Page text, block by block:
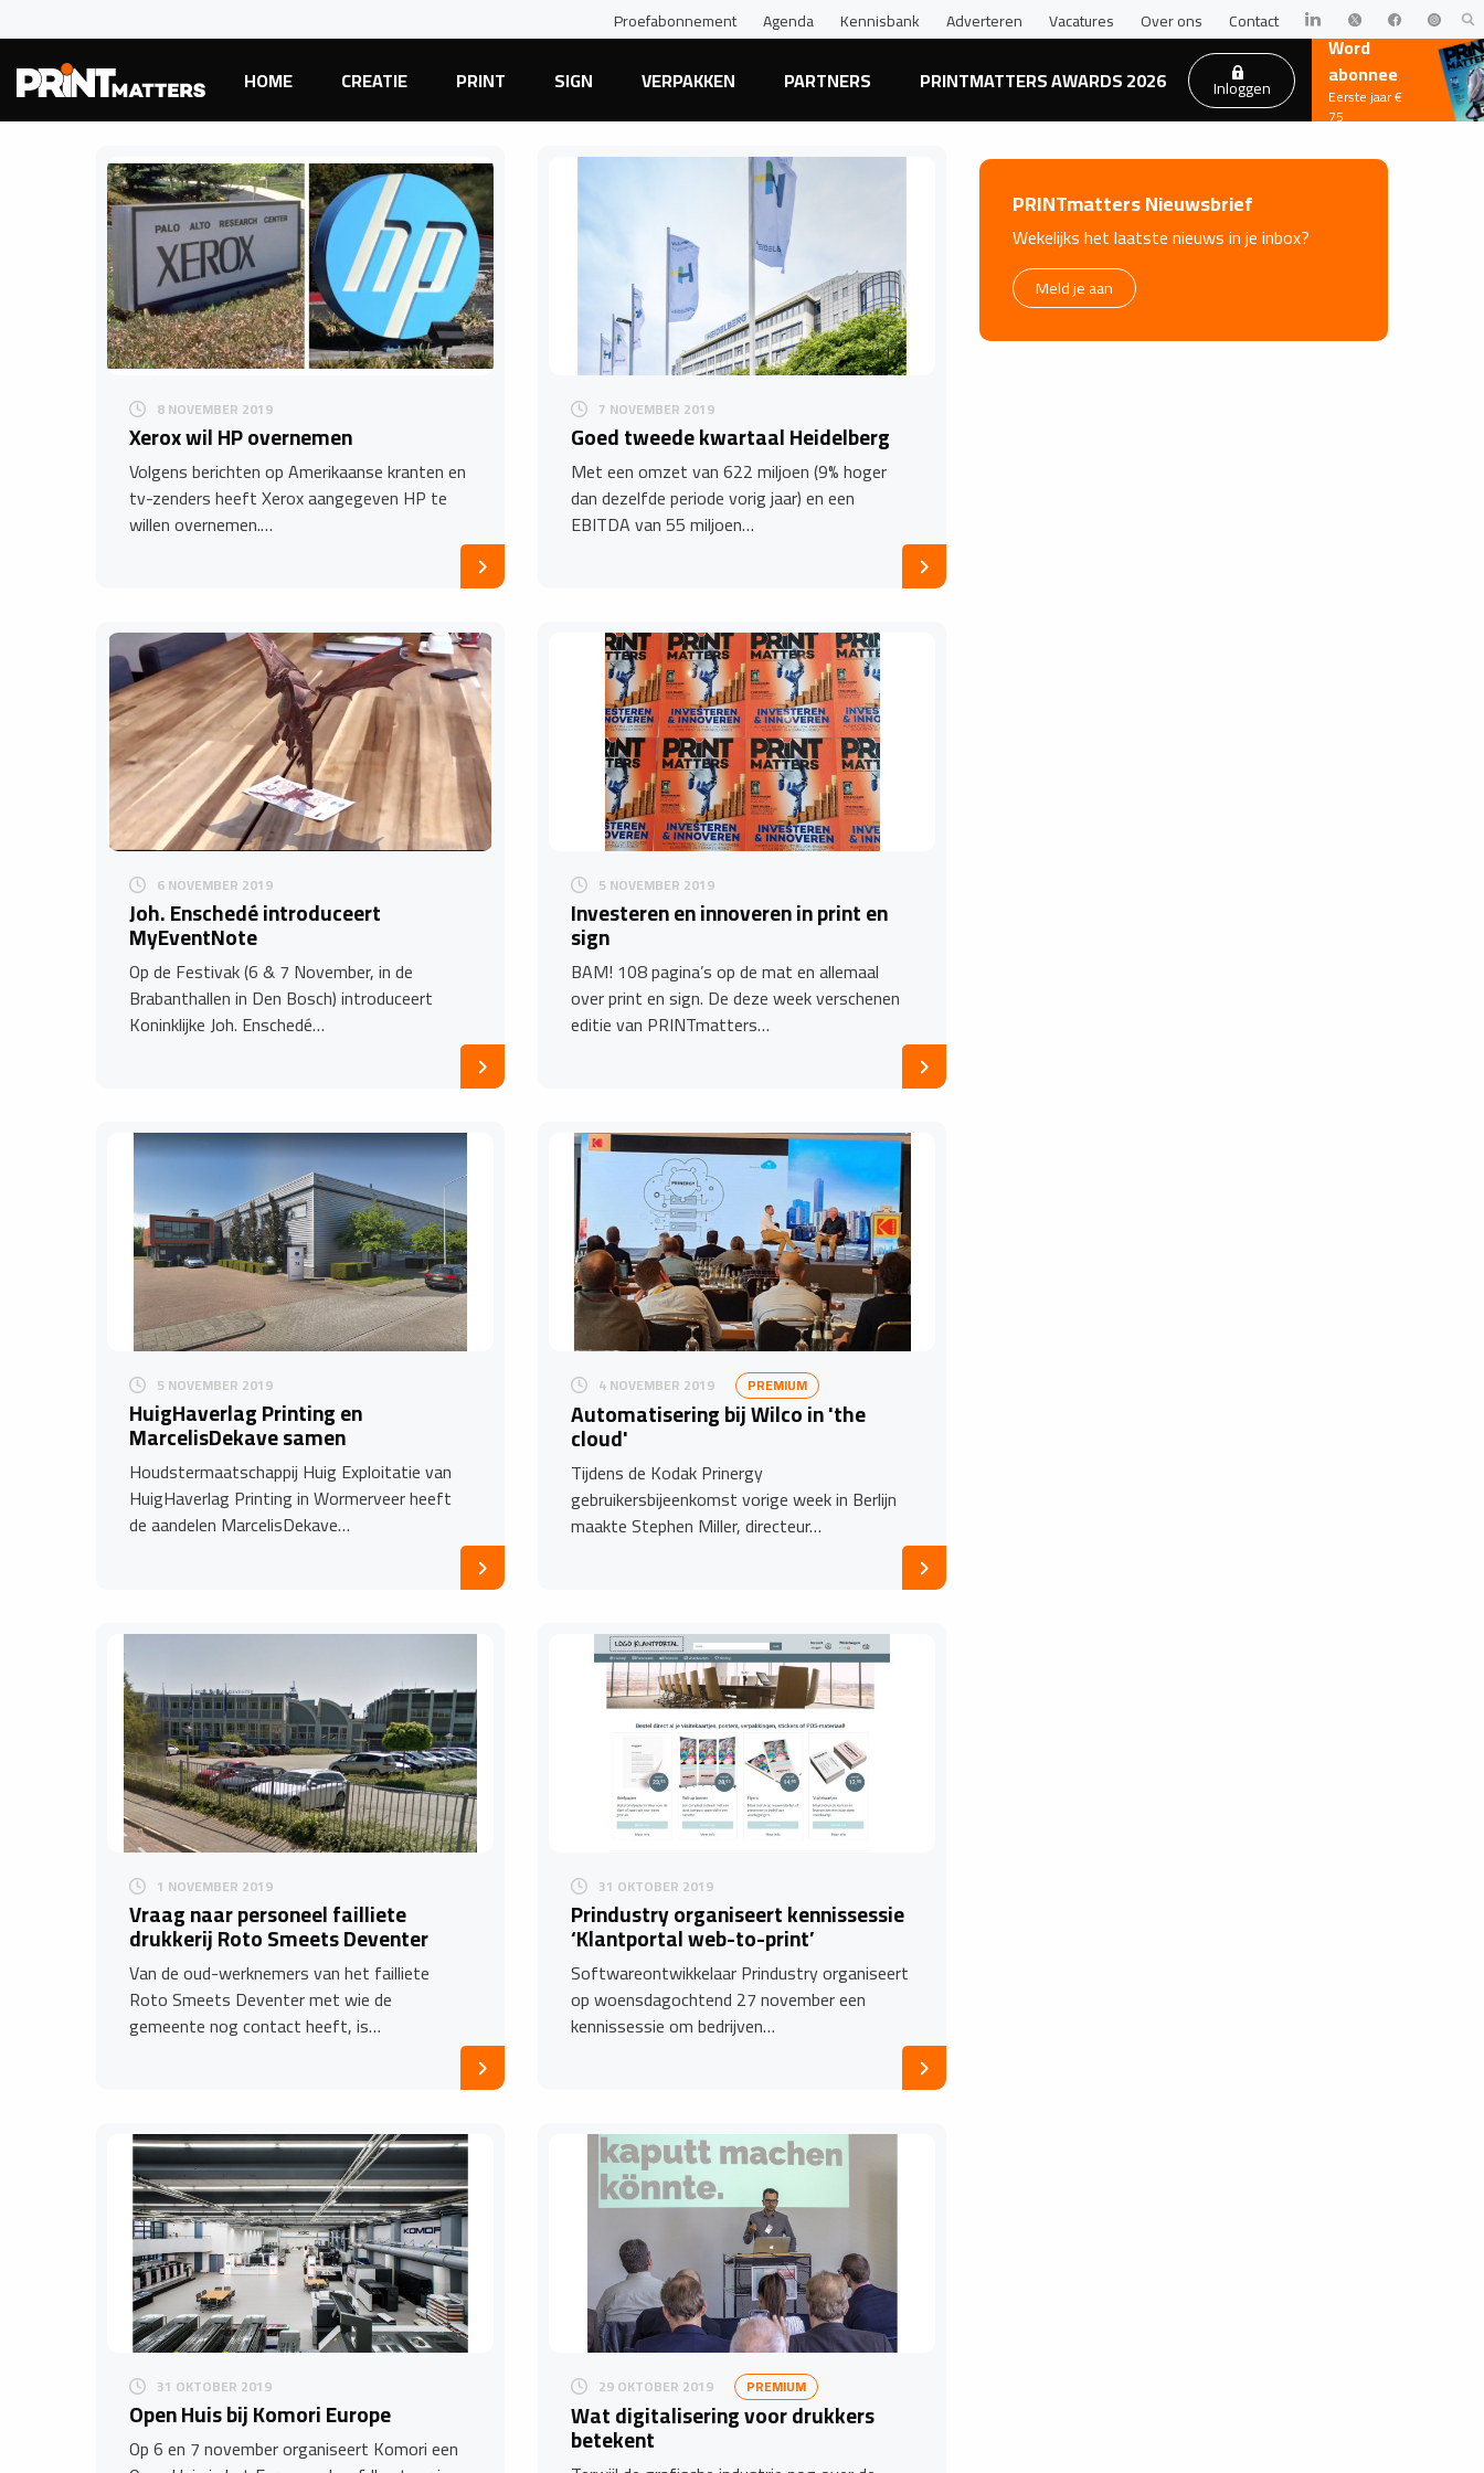
Proefabonnement Agenda Kennisbank Adverteren Vacatures Over ons Contact
HOME CREATIE PRINT SIGN VERPAKKEN PARTNERS PRINTMATTERS AWARDS 2026 Inloggen
Word
abonnee
Eerste jaar €
75
8 NOVEMBER 2019
Xerox wil HP overnemen
Volgens berichten op Amerikaanse kranten en
tv-zenders heeft Xerox aangegeven HP te
willen overnemen.…
7 NOVEMBER 2019
Goed tweede kwartaal Heidelberg
Met een omzet van 622 miljoen (9% hoger
dan dezelfde periode vorig jaar) en een
EBITDA van 55 miljoen…
6 NOVEMBER 2019
Joh. Enschedé introduceert
MyEventNote
Op de Festivak (6 & 7 November, in de
Brabanthallen in Den Bosch) introduceert
Koninklijke Joh. Enschedé…
5 NOVEMBER 2019
Investeren en innoveren in print en
sign
BAM! 108 pagina’s op de mat en allemaal
over print en sign. De deze week verschenen
editie van PRINTmatters…
5 NOVEMBER 2019
HuigHaverlag Printing en
MarcelisDekave samen
Houdstermaatschappij Huig Exploitatie van
HuigHaverlag Printing in Wormerveer heeft
de aandelen MarcelisDekave…
4 NOVEMBER 2019 PREMIUM
Automatisering bij Wilco in 'the
cloud'
Tijdens de Kodak Prinergy
gebruikersbijeenkomst vorige week in Berlijn
maakte Stephen Miller, directeur…
1 NOVEMBER 2019
Vraag naar personeel failliete
drukkerij Roto Smeets Deventer
Van de oud-werknemers van het failliete
Roto Smeets Deventer met wie de
gemeente nog contact heeft, is…
31 OKTOBER 2019
Prindustry organiseert kennissessie
‘Klantportal web-to-print’
Softwareontwikkelaar Prindustry organiseert
op woensdagochtend 27 november een
kennissessie om bedrijven…
31 OKTOBER 2019
Open Huis bij Komori Europe
Op 6 en 7 november organiseert Komori een
29 OKTOBER 2019 PREMIUM
Wat digitalisering voor drukkers
betekent
PRINTmatters Nieuwsbrief
Wekelijks het laatste nieuws in je inbox?
Meld je aan